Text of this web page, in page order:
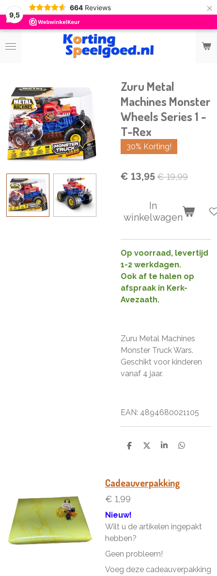
9,5
664 Reviews ×
Zuru Metal
Machines Monster
Wheels Series 1 -
T-Rex
30% Korting!
€ 13,95€ 19,99
In
winkelwagen
Op voorraad, levertijd
1-2 werkdagen.
Ook af te halen op
afspraak in Kerk-
Avezaath.
Zuru Metal Machines
Monster Truck Wars.
Geschikt voor kinderen
vanaf 4 jaar.
EAN: 4894680021105
D
D
S
e
D
Cadeauverpakking
€ 1,99
Nieuw!
Wilt u de artikelen ingepakt
hebben?
Geen probleem!
Voeg deze cadeauverpakking